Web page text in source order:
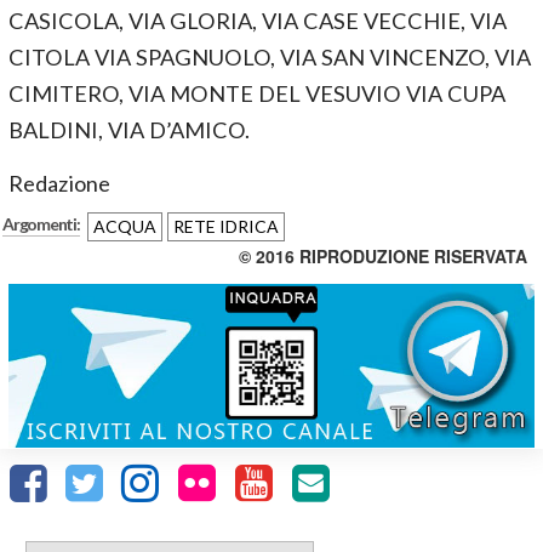
CASICOLA, VIA GLORIA, VIA CASE VECCHIE, VIA
CITOLA VIA SPAGNUOLO, VIA SAN VINCENZO, VIA
CIMITERO, VIA MONTE DEL VESUVIO VIA CUPA
BALDINI, VIA D’AMICO.
Redazione
Argomenti: ACQUA RETE IDRICA
© 2016 RIPRODUZIONE RISERVATA